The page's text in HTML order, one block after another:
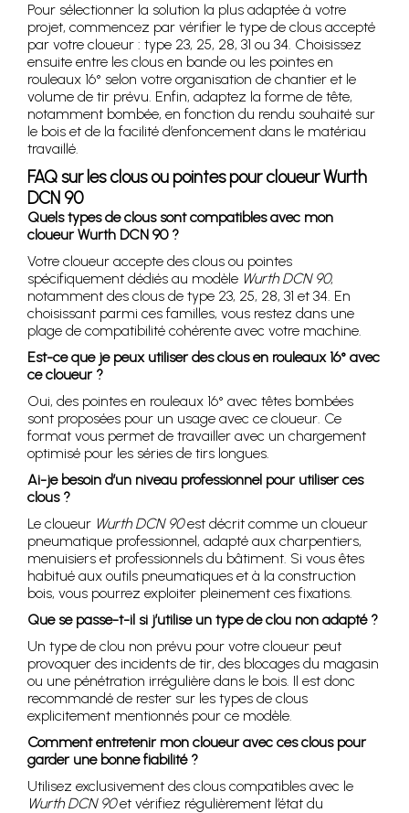
Pour sélectionner la solution la plus adaptée à votre
projet, commencez par vérifier le type de clous accepté
par votre cloueur : type 23, 25, 28, 31 ou 34. Choisissez
ensuite entre les clous en bande ou les pointes en
rouleaux 16° selon votre organisation de chantier et le
volume de tir prévu. Enfin, adaptez la forme de tête,
notamment bombée, en fonction du rendu souhaité sur
le bois et de la facilité d’enfoncement dans le matériau
travaillé.
FAQ sur les clous ou pointes pour cloueur Wurth
DCN 90
Quels types de clous sont compatibles avec mon
cloueur Wurth DCN 90 ?
Votre cloueur accepte des clous ou pointes
spécifiquement dédiés au modèle Wurth DCN 90,
notamment des clous de type 23, 25, 28, 31 et 34. En
choisissant parmi ces familles, vous restez dans une
plage de compatibilité cohérente avec votre machine.
Est-ce que je peux utiliser des clous en rouleaux 16° avec
ce cloueur ?
Oui, des pointes en rouleaux 16° avec têtes bombées
sont proposées pour un usage avec ce cloueur. Ce
format vous permet de travailler avec un chargement
optimisé pour les séries de tirs longues.
Ai-je besoin d’un niveau professionnel pour utiliser ces
clous ?
Le cloueur Wurth DCN 90est décrit comme un cloueur
pneumatique professionnel, adapté aux charpentiers,
menuisiers et professionnels du bâtiment. Si vous êtes
habitué aux outils pneumatiques et à la construction
bois, vous pourrez exploiter pleinement ces fixations.
Que se passe-t-il si j’utilise un type de clou non adapté ?
Un type de clou non prévu pour votre cloueur peut
provoquer des incidents de tir, des blocages du magasin
ou une pénétration irrégulière dans le bois. Il est donc
recommandé de rester sur les types de clous
explicitement mentionnés pour ce modèle.
Comment entretenir mon cloueur avec ces clous pour
garder une bonne fiabilité ?
Utilisez exclusivement des clous compatibles avec le
Wurth DCN 90et vérifiez régulièrement l’état du